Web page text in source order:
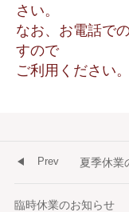
さい。
なお、お電話で
すので
ご利用ください。
夏季休業
Prev
臨時休業のお知らせ